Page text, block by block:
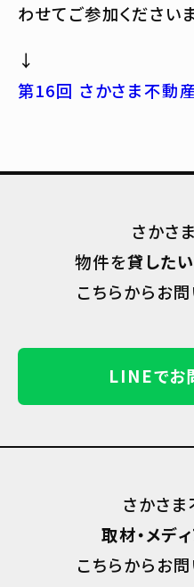
わせてご参加ください
↓
第16回 さかさま不動
さかさ
物件を貸した
こちらからお
LINEでお
さかさ
取材・メデ
こちらからお